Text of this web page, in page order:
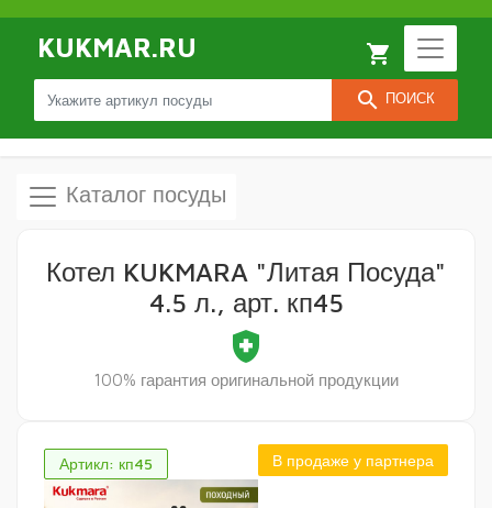
KUKMAR.RU
search ПОИСК
local_grocery_store
Каталог посуды
Артикл: кп45 В продаже у партнера
Котел KUKMARA "Литая Посуда"
4.5 л., арт. кп45
health_and_safety
100% гарантия оригинальной продукции